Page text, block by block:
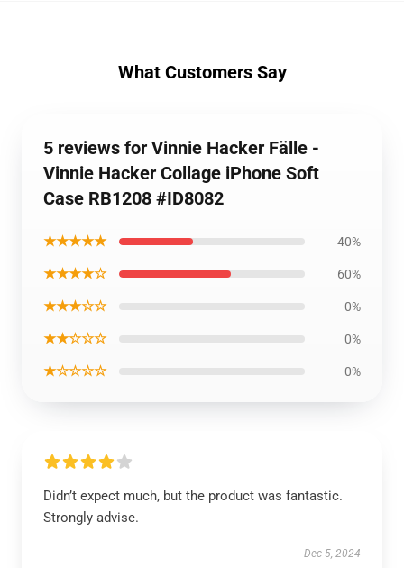
What Customers Say
5 reviews for Vinnie Hacker Fälle -
Vinnie Hacker Collage iPhone Soft
Case RB1208 #ID8082
★★★★★ 40%
★★★★☆ 60%
★★★☆☆ 0%
★★☆☆☆ 0%
★☆☆☆☆ 0%
Didn’t expect much, but the product was fantastic.
Strongly advise.
Dec 5, 2024